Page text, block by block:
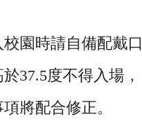
園時請自備配戴口
37.5度不得入場，
將配合修正。